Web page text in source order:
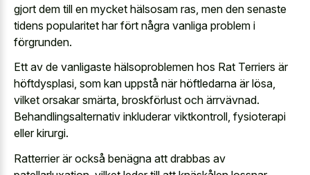
gjort dem till en mycket hälsosam ras, men den senaste
tidens popularitet har fört några vanliga problem i
förgrunden.
Ett av de vanligaste hälsoproblemen hos Rat Terriers är
höftdysplasi, som kan uppstå när höftledarna är lösa,
vilket orsakar smärta, broskförlust och ärrvävnad.
Behandlingsalternativ inkluderar viktkontroll, fysioterapi
eller kirurgi.
Ratterrier är också benägna att drabbas av